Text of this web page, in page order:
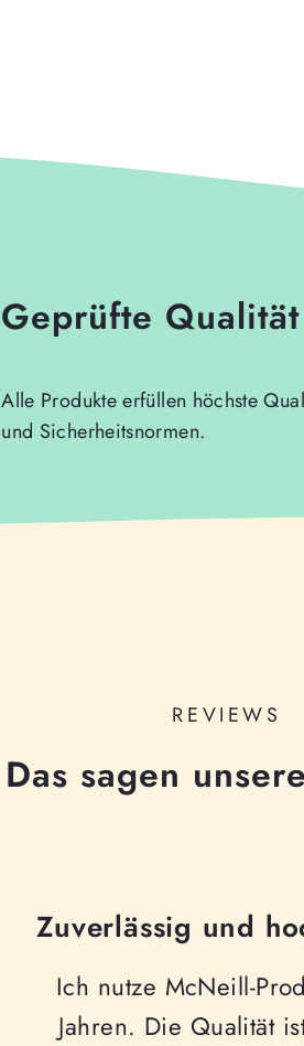
Geprüfte
Alle Produkte erfüllen höchste
und Sicherheitsnormen.
REVIEWS
Das sagen
Zuverlässig und
Ich nutze McNeill-
Jahren. Die Qualität